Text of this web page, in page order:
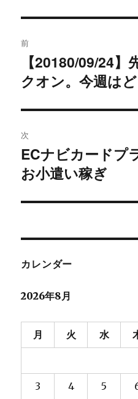
稿
ナ
ビ
ゲ
ー
シ
ン
前
去
投
稿:
【20180/09/24
クオン。今週は
次
次
の
稿:
ECナビカードプ
お小遣い稼ぎ
カレンダー
2026年8月
月 火 水
3 4 5